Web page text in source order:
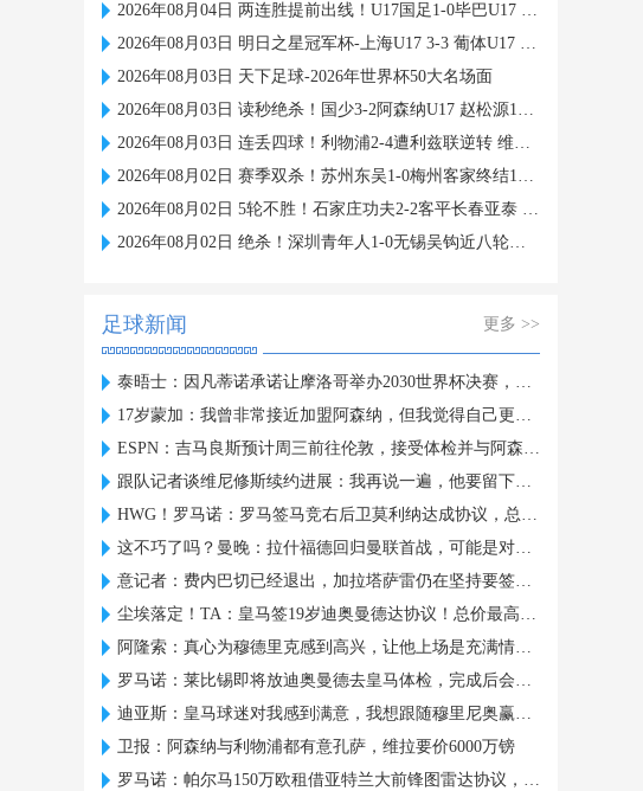
2026年08月04日 两连胜提前出线！U17国足1-0毕巴U17 程晟涵连场破门赵松源中楣
2026年08月03日 明日之星冠军杯-上海U17 3-3 葡体U17 梁锦鸿梅开二度
2026年08月03日 天下足球-2026年世界杯50大名场面
2026年08月03日 读秒绝杀！国少3-2阿森纳U17 赵松源1V4一条龙+造乌龙 程晟涵绝杀
2026年08月03日 连丢四球！利物浦2-4遭利兹联逆转 维尔茨钱伯斯破门凯尔凯兹失误
2026年08月02日 赛季双杀！苏州东吴1-0梅州客家终结11轮不胜 米尔扎提制胜球
2026年08月02日 5轮不胜！石家庄功夫2-2客平长春亚泰 康拉德谭龙卡米洛破门
2026年08月02日 绝杀！深圳青年人1-0无锡吴钩近八轮首胜 罗德里格绝杀诺贝尔失点
足球新闻 更多 >>
泰晤士：因凡蒂诺承诺让摩洛哥举办2030世界杯决赛，以换取支持
17岁蒙加：我曾非常接近加盟阿森纳，但我觉得自己更适合曼城
ESPN：吉马良斯预计周三前往伦敦，接受体检并与阿森纳签约
跟队记者谈维尼修斯续约进展：我再说一遍，他要留下来！！！
HWG！罗马诺：罗马签马竞右后卫莫利纳达成协议，总价1800万欧
这不巧了吗？曼晚：拉什福德回归曼联首战，可能是对阿莫林的米兰
意记者：费内巴切已经退出，加拉塔萨雷仍在坚持要签下莱奥
尘埃落定！TA：皇马签19岁迪奥曼德达协议！总价最高可达1.4亿欧
阿隆索：真心为穆德里克感到高兴，让他上场是充满情感考量的决定
罗马诺：莱比锡即将放迪奥曼德去皇马体检，完成后会正式签约
迪亚斯：皇马球迷对我感到满意，我想跟随穆里尼奥赢得冠军
卫报：阿森纳与利物浦都有意孔萨，维拉要价6000万镑
罗马诺：帕尔马150万欧租借亚特兰大前锋图雷达协议，24h内体检